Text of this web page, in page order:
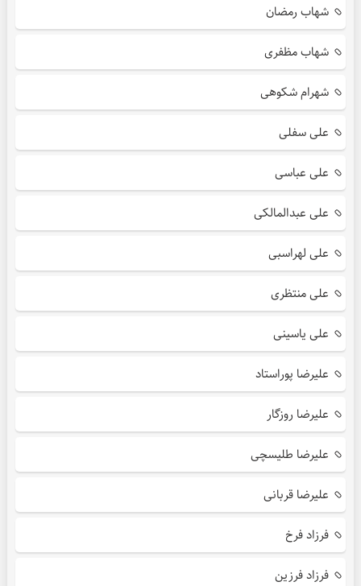
شهاب رمضان
شهاب مظفری
شهرام شکوهی
علی سفلی
علی عباسی
علی عبدالمالکی
علی لهراسبی
علی منتظری
علی یاسینی
علیرضا پوراستاد
علیرضا روزگار
علیرضا طلیسچی
علیرضا قربانی
فرزاد فرخ
فرزاد فرزین